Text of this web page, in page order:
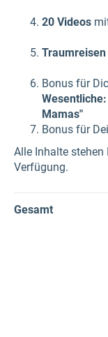
20 Videos
Traumreisen
Bonus für
Mamas"
Bonus für
Alle Inhalte
Verfügung.
Gesamt